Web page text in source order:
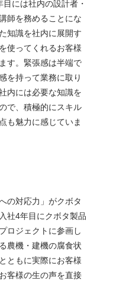
には社内の設計者・
師を務めることにな
知識を社内に展開す
使ってくれるお客様
す。緊張感は半端で
を持って業務に取り
内には必要な知識を
で、積極的にスキル
も魅力に感じていま
の対応力」がクボタ
社4年目にクボタ製品
ロジェクトに参画し
農機・建機の腐食状
ともに実際にお客様
客様の生の声を直接